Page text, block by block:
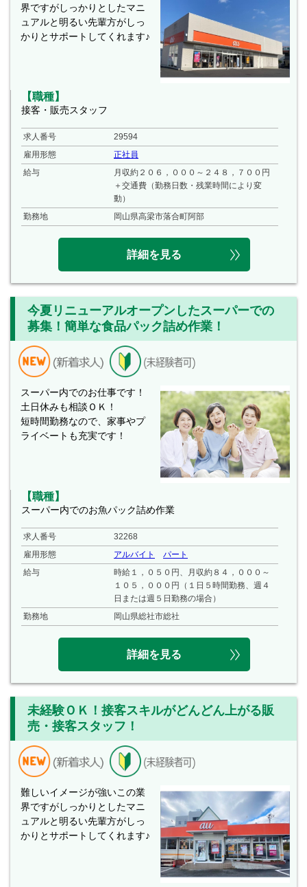
界ですがしっかりとしたマニ
ュアルと明るい先輩方がしっ
かりとサポートしてくれます♪
【職種】
接客・販売スタッフ
求人番号
29594
雇用形態
正社員
給与
月収約２０６，０００～２４８，７００円
＋交通費（勤務日数・残業時間により変
動）
勤務地
岡山県高梁市落合町阿部
詳細を見る
今夏リニューアルオープンしたスーパーでの
募集！簡単な食品パック詰め作業！
スーパー内でのお仕事です！
土日休みも相談ＯＫ！
短時間勤務なので、家事やプ
ライベートも充実です！
【職種】
スーパー内でのお魚パック詰め作業
求人番号
32268
雇用形態
アルバイト
パート
給与
時給１，０５０円、月収約８４，０００～
１０５，０００円（１日５時間勤務、週４
日または週５日勤務の場合）
勤務地
岡山県総社市総社
詳細を見る
未経験ＯＫ！接客スキルがどんどん上がる販
売・接客スタッフ！
難しいイメージが強いこの業
界ですがしっかりとしたマニ
ュアルと明るい先輩方がしっ
かりとサポートしてくれます♪